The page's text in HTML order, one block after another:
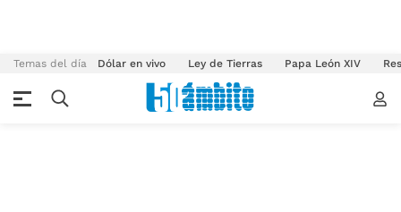
Temas del día Dólar en vivo Ley de Tierras Papa León XIV